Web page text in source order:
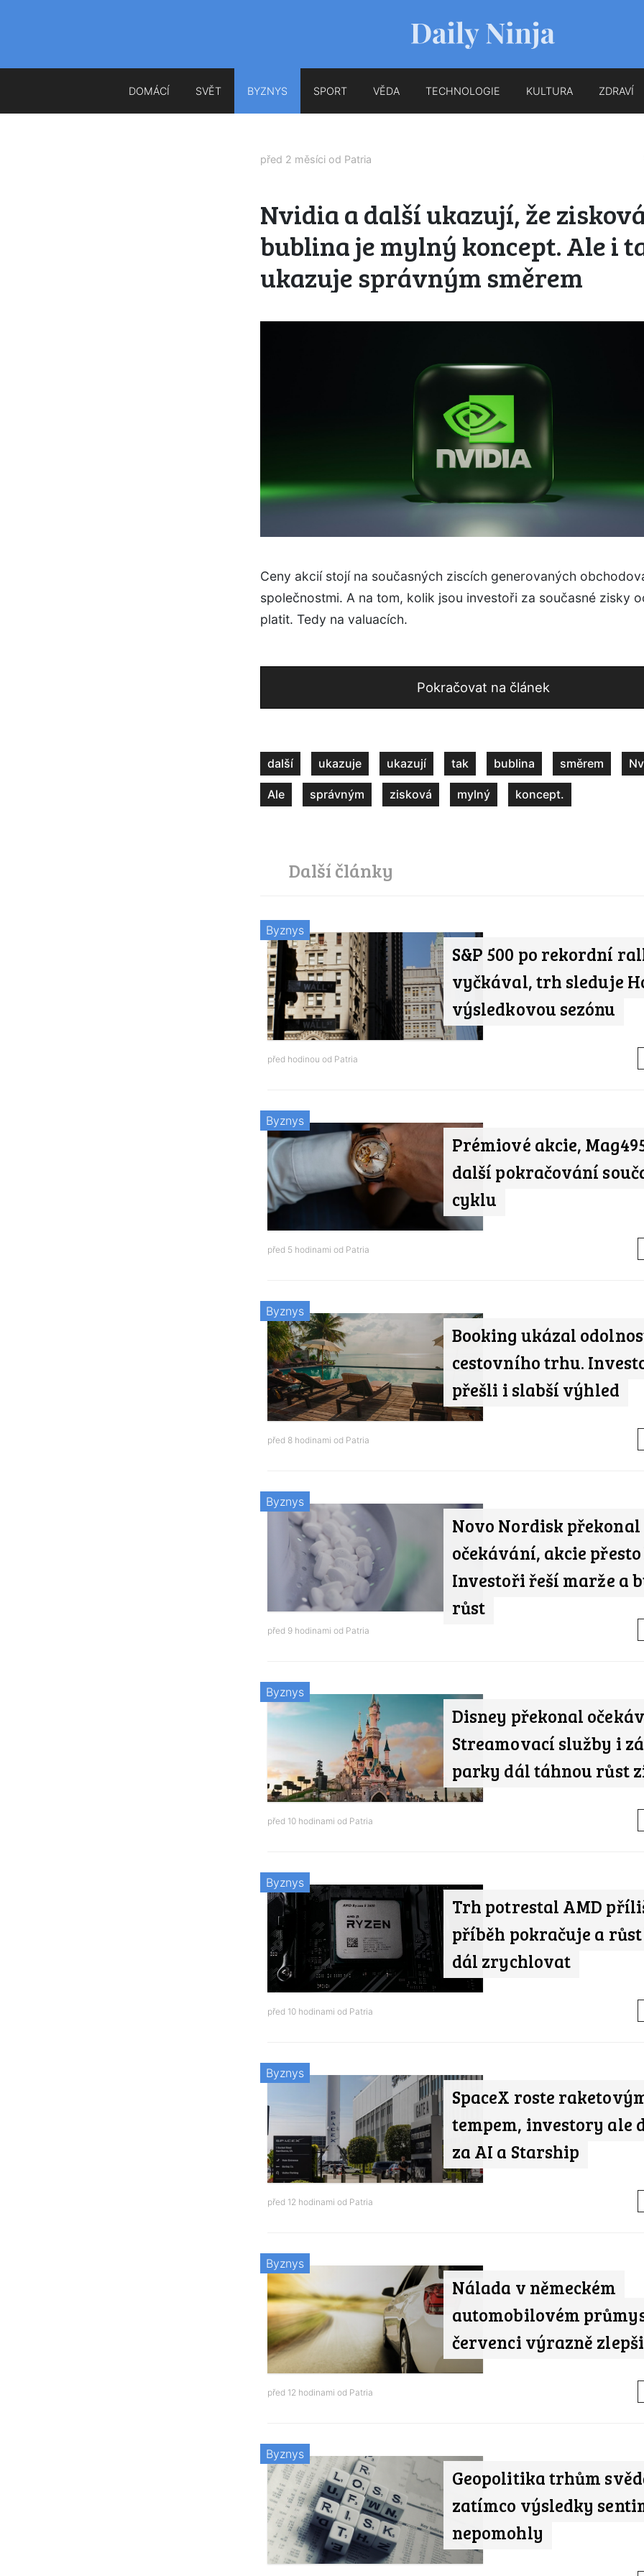
DOMÁCÍ SVĚT BYZNYS SPORT VĚDA TECHNOLOGIE KULTURA ZDRAVÍ
před 2 měsíci od Patria
Nvidia a další ukazují, že
bublina je mylný koncept. Ale i
ukazuje správným směrem
Ceny akcií stojí na současných ziscích generovaných
společnostmi. A na tom, kolik jsou investoři za současné zisky
platit. Tedy na valuacích.
Pokračovat na článek
další ukazuje ukazují tak bublina směrem
Ale správným zisková mylný koncept.
Další články
S&P 500 po rekordní
vyčkával, trh sleduje
výsledkovou sezónu
Byznys
před hodinou od Patria
Prémiové akcie,
další pokračování
cyklu
Byznys
před 5 hodinami od Patria
Booking ukázal
cestovního trhu.
přešli i slabší výhled
Byznys
před 8 hodinami od Patria
Novo Nordisk překonal
očekávání, akcie
Investoři řeší marže a
růst
Byznys
před 9 hodinami od Patria
Disney překonal
Streamovací služby i
parky dál táhnou růst
Byznys
před 10 hodinami od Patria
Trh potrestal AMD
příběh pokračuje a
dál zrychlovat
Byznys
před 10 hodinami od Patria
SpaceX roste
tempem, investory ale
za AI a Starship
Byznys
před 12 hodinami od Patria
Nálada v německém
automobilovém
červenci výrazně
Byznys
před 12 hodinami od Patria
Geopolitika trhům
zatímco výsledky
nepomohly
Byznys